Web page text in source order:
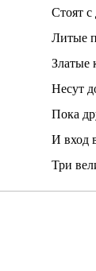
Стоят
Литые
Златые
Несут
Пока
И вход
Три